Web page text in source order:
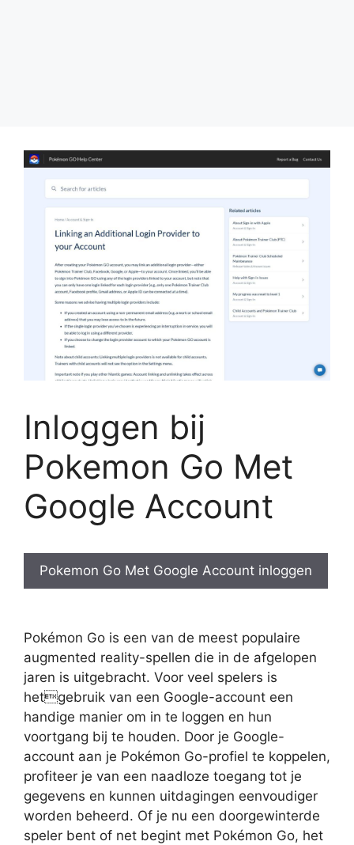
Inloggen bij
Pokemon Go Met
Google Account
Pokemon Go Met Google Account inloggen
Pokémon Go is een van de meest populaire
augmented reality-spellen die in de afgelopen
jaren is uitgebracht. Voor veel spelers is
hetgebruik van een Google-account een
handige manier om in te loggen en hun
voortgang bij te houden. Door je Google-
account aan je Pokémon Go-profiel te koppelen,
profiteer je van een naadloze toegang tot je
gegevens en kunnen uitdagingen eenvoudiger
worden beheerd. Of je nu een doorgewinterde
speler bent of net begint met Pokémon Go, het